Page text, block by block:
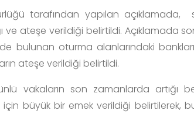
tarafından yapılan
ve ateşe verildiği belirtildi. Açıklamada
bulunan oturma alanlarındaki
ateşe verildiği belirtildi.
vakaların son zamanlarda artığı
için büyük bir emek verildiği belirtilerek,